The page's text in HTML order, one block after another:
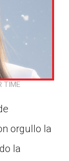
TIME
orgullo la
lawith